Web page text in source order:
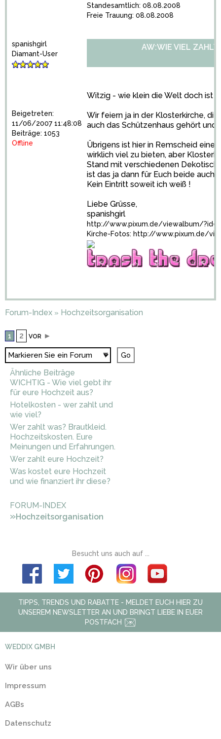
Standesamtlich: 08.08.2008
Freie Trauung: 08.08.2008
spanishgirl
Diamant-User
Beigetreten:
11/06/2007 11:48:08
Beiträge: 1053
Offline
AW:WIE VIEL ZAHLT
Witzig - wie klein die Welt doch ist
Wir feiern ja in der Klosterkirche,
auch das Schützenhaus gehört und
Übrigens ist hier in Remscheid eine
wirklich viel zu bieten, aber
Stand mit verschiedenen
ist das ja dann für Euch beide auch
Kein Eintritt soweit ich weiß !
Liebe Grüsse,
spanishgirl
http://www.pixum.de/viewalbum/
Kirche-Fotos: http://www.pixum.de/
Forum-Index » Hochzeitsorganisation
1 2 VOR ►
Ähnliche Beiträge
WICHTIG - Wie viel gebt ihr
für eure Hochzeit aus?
Hotelkosten - wer zahlt und
wie viel?
Wer zahlt was? Brautkleid.
Hochzeitskosten. Eure
Meinungen und Erfahrungen.
Wer zahlt eure Hochzeit?
Was kostet eure Hochzeit
und wie finanziert ihr diese?
FORUM-INDEX
»Hochzeitsorganisation
Besucht uns auch auf ...
TIPPS, TRENDS UND RABATTE - MELDET EUCH HIER ZU
UNSEREM NEWSLETTER AN UND BRINGT LIEBE IN EUER
POSTFACH
WEDDIX GMBH
Wir über uns
Impressum
AGBs
Datenschutz